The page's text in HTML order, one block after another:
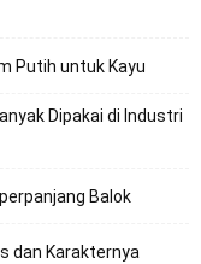
Putih untuk Kayu
Dipakai di Industri
Balok
dan Karakternya